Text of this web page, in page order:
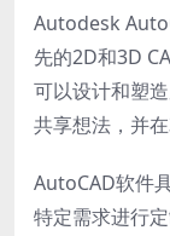
Autodesk
先的2D和3D
可以设计和塑
共享想法，并
AutoCAD软件
特定需求进行